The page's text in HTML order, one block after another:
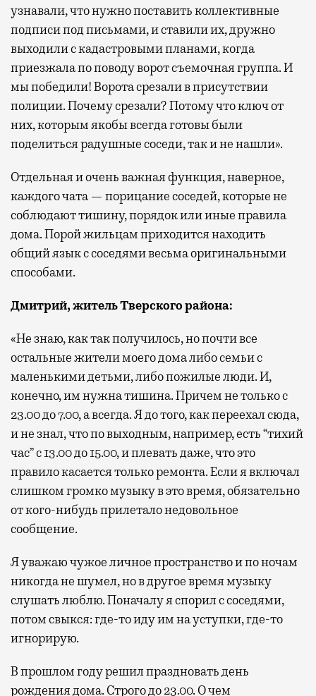
узнавали, что нужно поставить коллективные
подписи под письмами, и ставили их, дружно
выходили с кадастровыми планами, когда
приезжала по поводу ворот съемочная группа. И
мы победили! Ворота срезали в присутствии
полиции. Почему срезали? Потому что ключ от
них, которым якобы всегда готовы были
поделиться радушные соседи, так и не нашли».
Отдельная и очень важная функция, наверное,
каждого чата — порицание соседей, которые не
соблюдают тишину, порядок или иные правила
дома. Порой жильцам приходится находить
общий язык с соседями весьма оригинальными
способами.
Дмитрий, житель Тверского района:
«Не знаю, как так получилось, но почти все
остальные жители моего дома либо семьи с
маленькими детьми, либо пожилые люди. И,
конечно, им нужна тишина. Причем не только с
23.00 до 7.00, а всегда. Я до того, как переехал сюда,
и не знал, что по выходным, например, есть “тихий
час” с 13.00 до 15.00, и плевать даже, что это
правило касается только ремонта. Если я включал
слишком громко музыку в это время, обязательно
от кого-нибудь прилетало недовольное
сообщение.
Я уважаю чужое личное пространство и по ночам
никогда не шумел, но в другое время музыку
слушать люблю. Поначалу я спорил с соседями,
потом свыкся: где-то иду им на уступки, где-то
игнорирую.
В прошлом году решил праздновать день
рождения дома. Строго до 23.00. О чем